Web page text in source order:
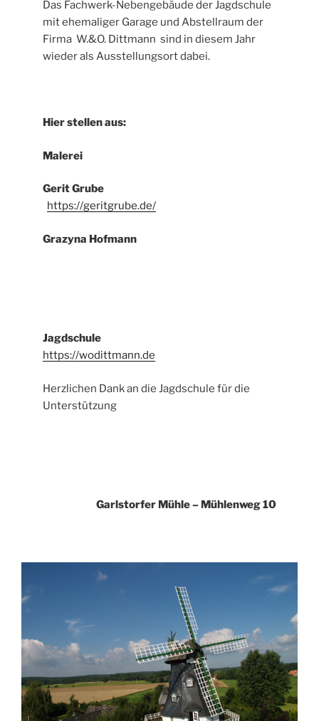
Das Fachwerk-Nebengebäude der Jagdschule
mit ehemaliger Garage und Abstellraum der
Firma W.&O. Dittmann sind in diesem Jahr
wieder als Ausstellungsort dabei.
Hier stellen aus:
Malerei
Gerit Grube
https://geritgrube.de/
Grazyna Hofmann
Jagdschule
https://wodittmann.de
Herzlichen Dank an die Jagdschule für die
Unterstützung
Garlstorfer Mühle – Mühlenweg 10